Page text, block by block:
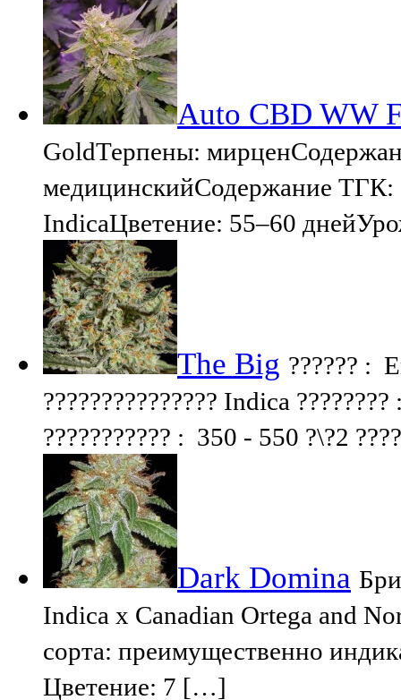
Auto CBD WW
GoldТерпены:
медицинскийСодержание ТГК:
IndicaЦветение: 55–60
The Big ?????? :
??????????????? Indica
??????????? : 350 - 550 ?\?2
Dark Domina
Indica x Canadian Ortega and
сорта: преимущественно
Цветение: 7 […]